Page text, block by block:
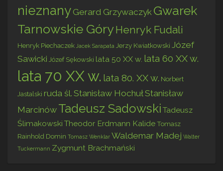
nieznany Gerard Grzywaczyk Gwarek
Tarnowskie GóryHenryk Fudali
Henryk Piechaczek Jacek Sarapata Jerzy Kwiatkowski Józef
Sawicki Józef Sękowski lata 50 XX w. lata 60 XX w.
lata 70 XX w. lata 80. XX w. Norbert
Jastalski ruda śl. Stanisław HochułStanisław
Marcinów Tadeusz Sadowski Tadeusz
Ślimakowski Theodor Erdmann KalideTomasz
Rainhold Domin Tomasz Wenklar Waldemar Madej Walter
Tuckermann Zygmunt Brachmański